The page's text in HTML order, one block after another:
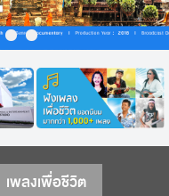
เพลงเพื่อชีวิต